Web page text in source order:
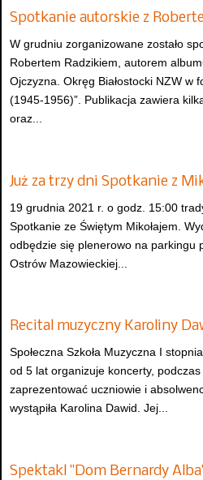
Spotkanie autorskie z
W grudniu zorganizowane zostało
Robertem Radzikiem, autorem
Ojczyzna. Okręg Białostocki NZW w
(1945-1956)”. Publikacja zawiera
oraz...
Już za trzy dni Spotkanie z
19 grudnia 2021 r. o godz. 15:00
Spotkanie ze Świętym Mikołajem.
odbędzie się plenerowo na parkingu
Ostrów Mazowieckiej...
Recital muzyczny Karoliny
Społeczna Szkoła Muzyczna I
od 5 lat organizuje koncerty,
zaprezentować uczniowie i
wystąpiła Karolina Dawid. Jej...
Spektakl "Dom Bernardy